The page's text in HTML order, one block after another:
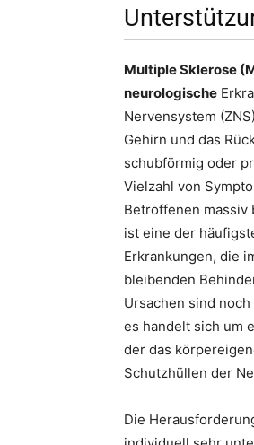
Multiple Sklerose
neurologische
Nervensystem
Gehirn und das
schubförmig oder
Vielzahl von
Betroffenen massiv
ist eine der
Erkrankungen, die
bleibenden
Ursachen sind
es handelt sich um
der das
Schutzhüllen der
Die